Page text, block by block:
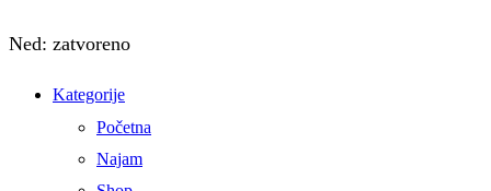
Ned: zatvoreno
Kategorije
Početna
Najam